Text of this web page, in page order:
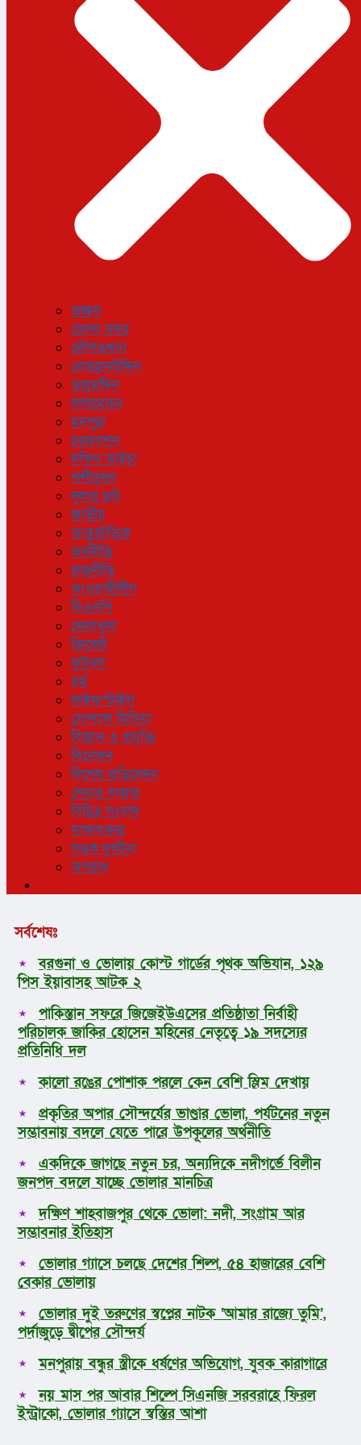
ফুটবল
লাইফস্টাইল
সোশ্যাল মিডিয়া
বিজ্ঞান ও প্রযুক্তি
বিশেষ প্রতিবেদন
শেয়ার বাজার
বিচিত্র সংবাদ
সাক্ষাৎকার
সড়ক দুর্ঘটনা
অপরাধ
প্রচ্ছদ
ভোলা সদর
দৌলতখান
বোরহানউদ্দিন
তজুমদ্দিন
লালমোহন
মনপুরা
চরফ্যাশন
দক্ষিণ আইচা
শশীভূষণ
দুলার হাট
জাতীয়
আন্তর্জাতিক
অর্থনীতি
রাজনীতি
আওয়ামীলীগ
বিএনপি
খেলাধুলা
ক্রিকেট
ফুটবল
ধর্ম
লাইফস্টাইল
সোশ্যাল মিডিয়া
বিজ্ঞান ও প্রযুক্তি
বিনোদন
বিশেষ প্রতিবেদন
শেয়ার বাজার
বিচিত্র সংবাদ
সাক্ষাৎকার
সড়ক দুর্ঘটনা
অপরাধ
সর্বশেষঃ
বরগুনা ও ভোলায় কোস্ট গার্ডের পৃথক অভিযান, ১২৯
পিস ইয়াবাসহ আটক ২
পাকিস্তান সফরে জিজেইউএসের প্রতিষ্ঠাতা নির্বাহী
পরিচালক জাকির হোসেন মহিনের নেতৃত্বে ১৯ সদস্যের
প্রতিনিধি দল
কালো রঙের পোশাক পরলে কেন বেশি স্লিম দেখায়
প্রকৃতির অপার সৌন্দর্যের ভাণ্ডার ভোলা, পর্যটনের নতুন
সম্ভাবনায় বদলে যেতে পারে উপকূলের অর্থনীতি
একদিকে জাগছে নতুন চর, অন্যদিকে নদীগর্ভে বিলীন
জনপদ বদলে যাচ্ছে ভোলার মানচিত্র
দক্ষিণ শাহবাজপুর থেকে ভোলা: নদী, সংগ্রাম আর
সম্ভাবনার ইতিহাস
ভোলার গ্যাসে চলছে দেশের শিল্প, ৫৪ হাজারের বেশি
বেকার ভোলায়
ভোলার দুই তরুণের স্বপ্নের নাটক ‘আমার রাজ্যে তুমি’,
পর্দাজুড়ে দ্বীপের সৌন্দর্য
মনপুরায় বন্ধুর স্ত্রীকে ধর্ষণের অভিযোগ, যুবক কারাগারে
নয় মাস পর আবার শিল্পে সিএনজি সরবরাহে ফিরল
ইন্ট্রাকো, ভোলার গ্যাসে স্বস্তির আশা